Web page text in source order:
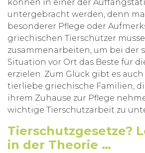
können in einer der
untergebracht werden, denn
besonderer Pflege oder
griechischen Tierschützer
zusammenarbeiten, um bei der
Situation vor Ort das Beste für
erzielen. Zum Glück gibt es
tierliebe griechische Familien,
ihrem Zuhause zur Pflege
wichtige Tierschutzarbeit zu
Tierschutzgesetze?
in der Theorie …